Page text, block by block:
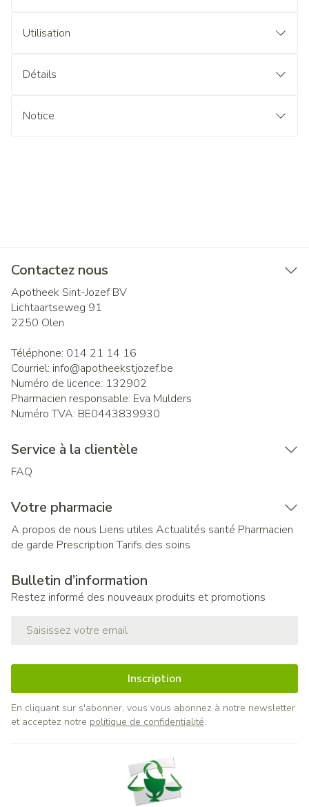
Utilisation
Détails
Notice
Contactez nous
Apotheek Sint-Jozef BV
Lichtaartseweg 91
2250 Olen
Téléphone: 014 21 14 16
Courriel: info@apotheekstjozef.be
Numéro de licence: 132902
Pharmacien responsable: Eva Mulders
Numéro TVA: BE0443839930
Service à la clientèle
FAQ
Votre pharmacie
A propos de nous Liens utiles Actualités santé Pharmacien
de garde Prescription Tarifs des soins
Bulletin d’information
Restez informé des nouveaux produits et promotions
Inscription
En cliquant sur s'abonner, vous vous abonnez à notre newsletter
et acceptez notre politique de confidentialité.